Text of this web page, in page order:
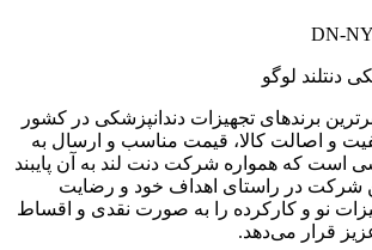
DN-
برندهای تجهیزات دندانپزشکی در کشور
و اصالت کالا، قیمت مناسب و ارسال به
که همواره شرکت دنت لند به آن پایبند
شرکت در راستای اهداف خود و رضایت
نو و کارکرده را به صورت نقدی و اقساط
قرار می‌دهد.